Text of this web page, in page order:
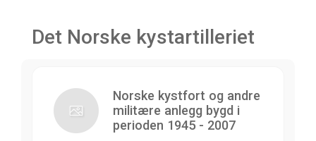
Det Norske kystartilleriet
Norske kystfort og andre
militære anlegg bygd i
perioden 1945 - 2007